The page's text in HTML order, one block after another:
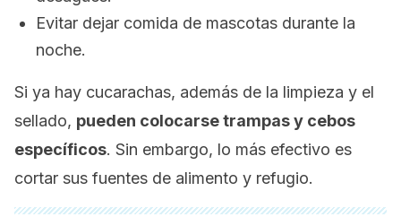
Evitar dejar comida de mascotas durante la
noche.
Si ya hay cucarachas, además de la limpieza y el
sellado, pueden colocarse trampas y cebos
específicos. Sin embargo, lo más efectivo es
cortar sus fuentes de alimento y refugio.